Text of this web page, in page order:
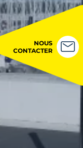
NOUS
CONTACTER